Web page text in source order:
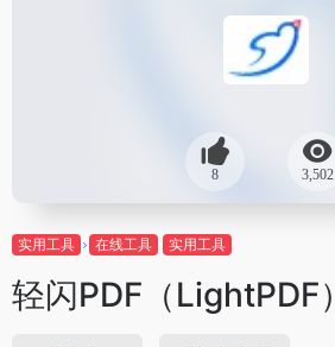
8 3,502
实用工具 在线工具 实用工具
轻闪PDF（LightPDF）